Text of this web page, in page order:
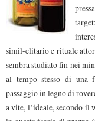
simil-elitario e rituale
sembra studiato fin nei
al tempo stesso di una
passaggio in legno di
a vite, l’ideale, secondo il